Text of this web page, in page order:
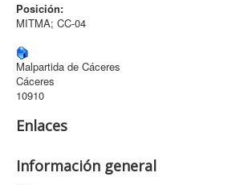
Formularios
Posición:
MITMA; CC-04
Malpartida de Cáceres
Cáceres
10910
Enlaces
Información general